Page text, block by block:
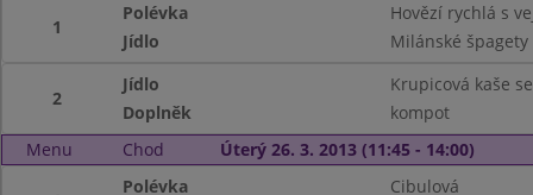
1
Polévka
Hovězí rychlá s
Jídlo
Milánské špagety
2
Jídlo
Krupicová kaše
Doplněk
kompot
Menu
Chod Úterý 26. 3. 2013 (11:45 - 14:00)
Polévka
Cibulová